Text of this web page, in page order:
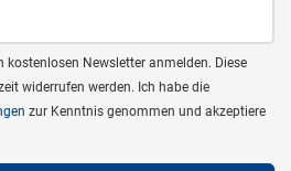
kostenlosen Newsletter anmelden. Diese
widerrufen werden. Ich habe die
zur Kenntnis genommen und akzeptiere